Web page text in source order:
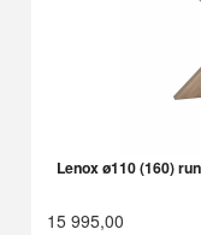
Lenox ø110 (160)
15 995,00